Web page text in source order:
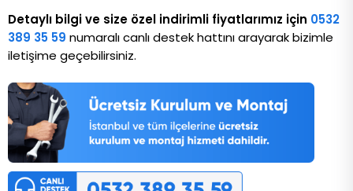
Detaylı bilgi ve size özel indirimli fiyatlarımız için 0532
389 35 59 numaralı canlı destek hattını arayarak bizimle
iletişime geçebilirsiniz.